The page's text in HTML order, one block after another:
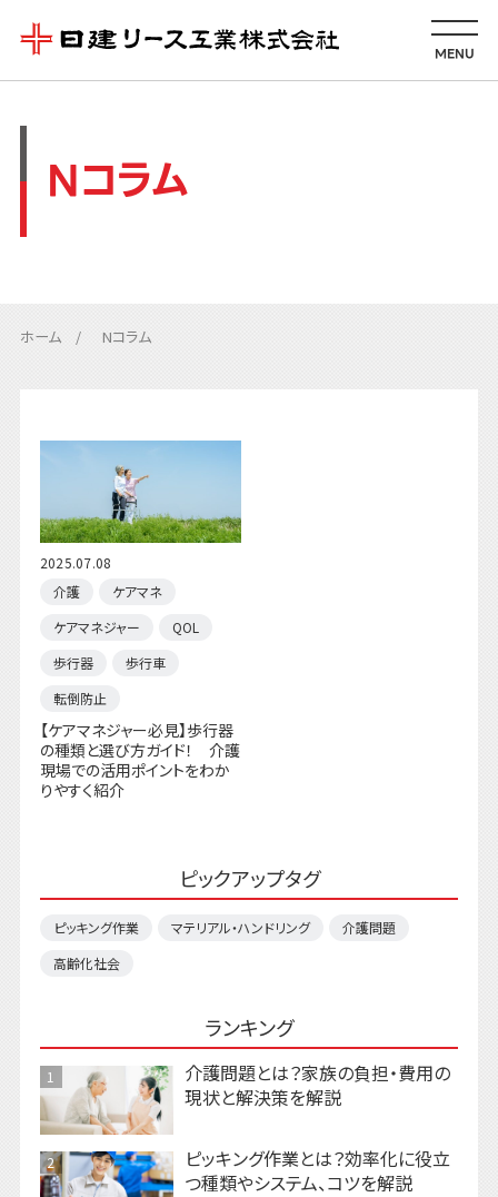
MENU
Nコラム
ホーム Nコラム
2025.07.08
介護
ケアマネ
ケアマネジャー
QOL
歩行器
歩行車
転倒防止
【ケアマネジャー必見】歩行器
の種類と選び方ガイド！ 介護
現場での活用ポイントをわか
りやすく紹介
ピックアップタグ
ピッキング作業 マテリアル・ハンドリング
介護問題
高齢化社会
ランキング
1
介護問題とは？家族の負担・費用の
現状と解決策を解説
2
ピッキング作業とは？効率化に役立
つ種類やシステム、コツを解説